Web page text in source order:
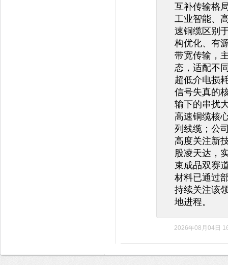
互补传输格
工业智能、
速铜缆区别
构优化、有
带宽传输，
态，适配不
超低介电损
信号失真的
输下的串扰
高速铜缆核
列线缆；公
高度关注新
股凌天达，
束成品双赛
材料已通过
持续关注该
地进程。
2026年08月04日